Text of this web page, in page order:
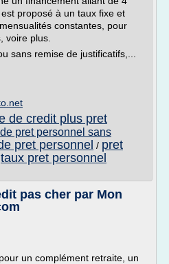
proposé à un taux fixe et
constantes, pour
voire plus.
sans remise de justificatifs,...
de credit plus pret
pret personnel sans
pret personnel / pret
taux pret personnel
pas cher par Mon
un complément retraite, un